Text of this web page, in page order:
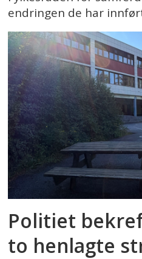
endringen de har
Politiet
to henlagte